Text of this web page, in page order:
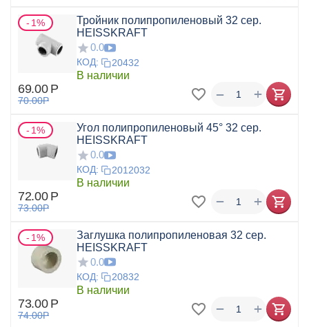
1%
Тройник полипропиленовый 32 сер.
HEISSKRAFT
0.0
КОД: 20432
В наличии
69.00 Р
70.00Р +
−
1%
Угол полипропиленовый 45° 32 сер.
HEISSKRAFT
0.0
КОД: 2012032
В наличии
72.00 Р
73.00Р +
−
1%
Заглушка полипропиленовая 32 сер.
HEISSKRAFT
0.0
КОД: 20832
В наличии
73.00 Р
74.00Р +
−